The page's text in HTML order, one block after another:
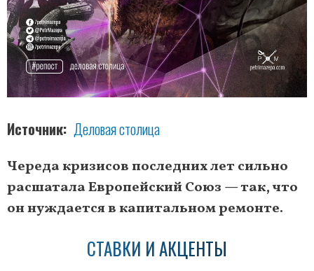
Источник Деловая столица
Череда кризисов последних лет сильно
расшатала Европейский Союз — так, что
он нуждается в капитальном ремонте.
СТАВКИ И АКЦЕНТЫ